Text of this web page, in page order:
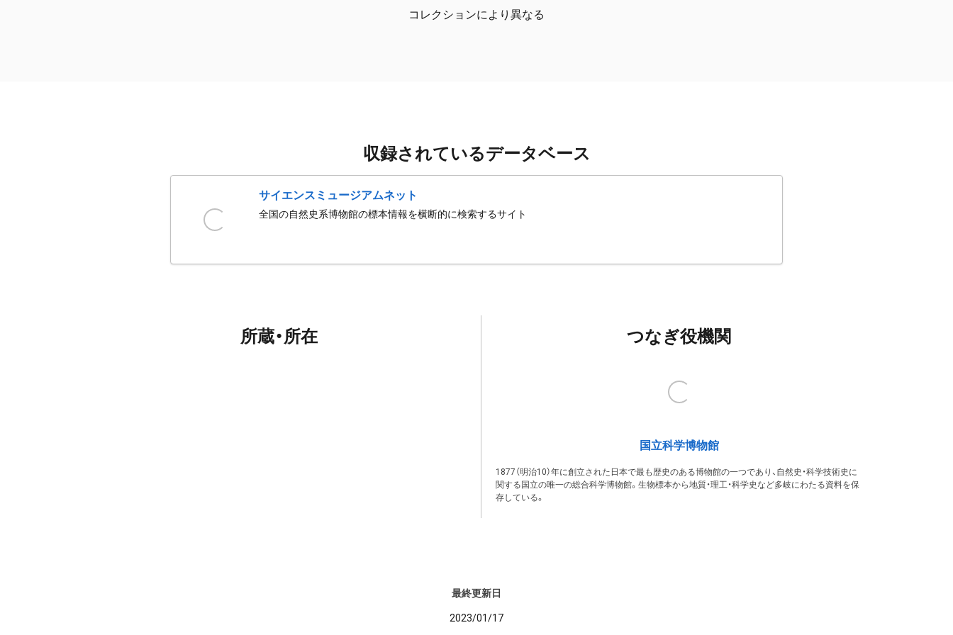
コレクションにより異なる
収録されているデータベース
サイエンスミュージアムネット
全国の自然史系博物館の標本情報を横断的に検索するサイト
所蔵・所在 つなぎ役機関
国立科学博物館
1877（明治10）年に創立された日本で最も歴史のある博物館の一つであり、自然史・科学技術史に
関する国立の唯一の総合科学博物館。生物標本から地質・理工・科学史など多岐にわたる資料を保
存している。
最終更新日
2023/01/17